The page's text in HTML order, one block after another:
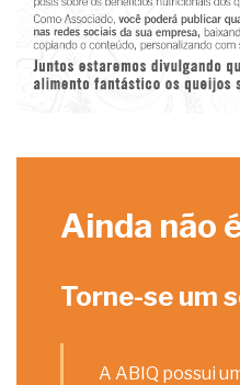
Ainda não
Torne-se um
A ABIQ possui